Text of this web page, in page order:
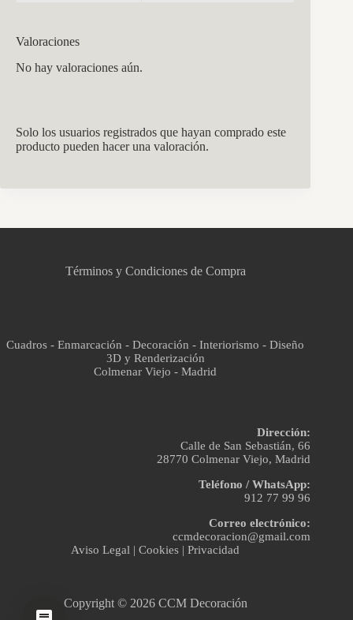
Valoraciones
No hay valoraciones aún.
Solo los usuarios registrados que hayan comprado este
producto pueden hacer una valoración.
Términos y Condiciones de Compra
Cuadros - Enmarcación - Decoración - Interiorismo - Diseño
3D y Renderización
Colmenar Viejo - Madrid
Dirección:
Calle de San Sebastián, 66
28770 Colmenar Viejo, Madrid
Teléfono / WhatsApp:
912 77 99 96
Correo electrónico:
ccmdecoracion@gmail.com
Aviso Legal |Cookies |Privacidad
Copyright © 2026 CCM Decoración
Asistente virtual · En línea